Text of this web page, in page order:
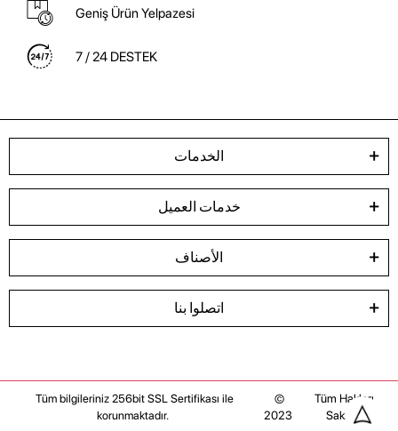
Geniş Ürün Yelpazesi
7 / 24 DESTEK
الخدمات
خدمات العميل
الأصناف
اتصلوا بنا
Tüm bilgileriniz 256bit SSL Sertifikası ile
korunmaktadır.
©
2023
Tüm Hakları
Saklıdır